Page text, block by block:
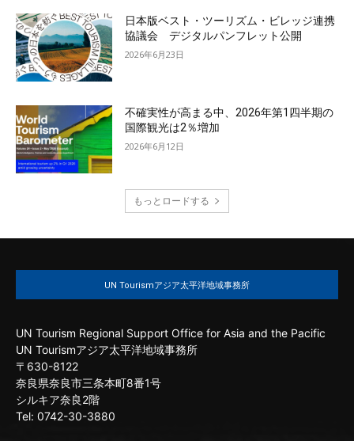
日本版ベスト・ツーリズム・ビレッジ連携
協議会 デジタルパンフレット公開
2026年6月23日
不確実性が高まる中、2026年第1四半期の
国際観光は2％増加
2026年6月12日
もっとロードする
UN Tourismアジア太平洋地域事務所
UN Tourism Regional Support Office for Asia and the Pacific
UN Tourismアジア太平洋地域事務所
〒630-8122
奈良県奈良市三条本町8番1号
シルキア奈良2階
Tel: 0742-30-3880